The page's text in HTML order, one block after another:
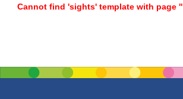
Cannot find 'sights' template with page ''